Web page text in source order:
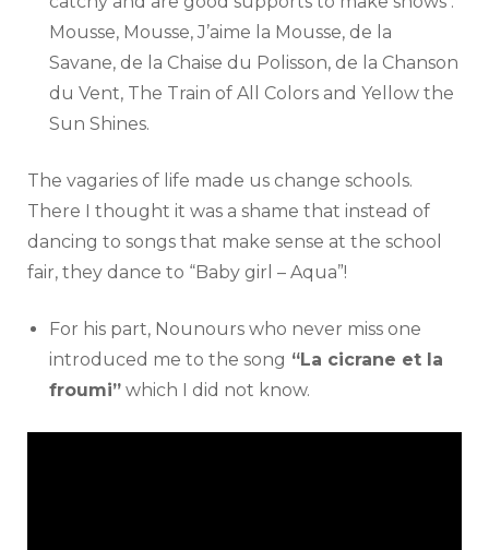
Mousse, Mousse, J’aime la Mousse, de la
Savane, de la Chaise du Polisson, de la Chanson
du Vent, The Train of All Colors and Yellow the
Sun Shines.
The vagaries of life made us change schools.
There I thought it was a shame that instead of
dancing to songs that make sense at the school
fair, they dance to “Baby girl – Aqua”!
For his part, Nounours who never miss one
introduced me to the song “La cicrane et la
froumi” which I did not know.